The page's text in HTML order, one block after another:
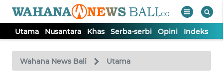
Utama Nusantara Khas Serba-serbi Opini Indeks
Wahana News Bali Utama
TV
Tutup